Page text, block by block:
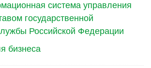
система управления
государственной
Российской Федерации
бизнеса